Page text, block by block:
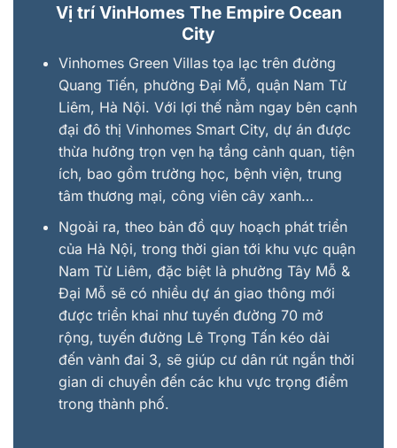
Vị trí VinHomes The Empire Ocean
City
Vinhomes Green Villas tọa lạc trên đường
Quang Tiến, phường Đại Mỗ, quận Nam Từ
Liêm, Hà Nội. Với lợi thế nằm ngay bên cạnh
đại đô thị Vinhomes Smart City, dự án được
thừa hưởng trọn vẹn hạ tầng cảnh quan, tiện
ích, bao gồm trường học, bệnh viện, trung
tâm thương mại, công viên cây xanh…
Ngoài ra, theo bản đồ quy hoạch phát triển
của Hà Nội, trong thời gian tới khu vực quận
Nam Từ Liêm, đặc biệt là phường Tây Mỗ &
Đại Mỗ sẽ có nhiều dự án giao thông mới
được triển khai như tuyến đường 70 mở
rộng, tuyến đường Lê Trọng Tấn kéo dài
đến vành đai 3, sẽ giúp cư dân rút ngắn thời
gian di chuyển đến các khu vực trọng điểm
trong thành phố.